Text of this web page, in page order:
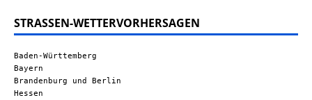
STRASSEN-WETTERVORHERSAGEN
Baden-Württemberg
Bayern
Brandenburg und Berlin
Hessen